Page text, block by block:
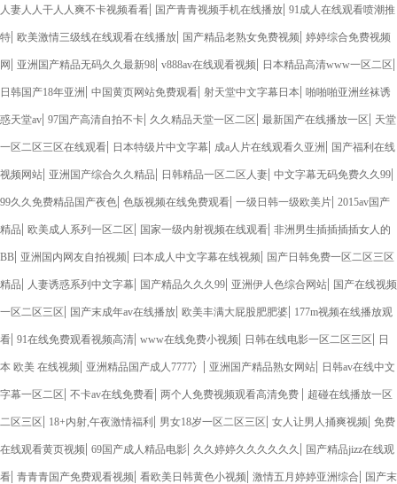
人妻人人干人人爽不卡视频看看| 国产青青视频手机在线播放| 91成人在线观看喷潮推
特| 欧美激情三级线在线观看在线播放| 国产精品老熟女免费视频| 婷婷综合免费视频
网 | 亚洲国产精品无码久久最新98| v888av在线观看视频| 日本精品高清www一区二区|
日韩国产18年亚洲 | 中国黄页网站免费观看| 射天堂中文字幕日本| 啪啪啪亚洲丝袜诱
惑天堂av| 97国产高清自拍不卡| 久久精品天堂一区二区| 最新国产在线播放一区| 天堂
一区二区三区在线观看| 日本特级片中文字幕| 成a人片在线观看久亚洲 | 国产福利在线
视频网站| 亚洲国产综合久久精品| 日韩精品一区二区人妻| 中文字幕无码免费久久99|
99久久免费精品国产夜色| 色版视频在线免费观看| 一级日韩一级欧美片| 2015av国产
精品| 欧美成人系列一区二区| 国家一级内射视频在线观看| 非洲男生插插插插女人的
BB| 亚洲国内网友自拍视频| 曰本成人中文字幕在线视频| 国产日韩免费一区二区三区
精品| 人妻诱惑系列中文字幕| 国产精品久久久99| 亚洲伊人色综合网站| 国产在线视频
一区二区三区| 国产末成年av在线播放| 欧美丰满大屁股肥肥婆| 177m视频在线播放观
看| 91在线免费观看视频高清| www在线免费小视频| 日韩在线电影一区二区三区| 日
本 欧美 在线视频| 亚洲精品国产成人7777冫 | 亚洲国产精品熟女网站| 日韩av在线中文
字幕一区二区| 不卡av在线免费看| 两个人免费视频观看高清免费 | 超碰在线播放一区
二区三区| 18+内射,午夜激情福利 | 男女18岁一区二区三区| 女人让男人捅爽视频| 免费
在线观看黄页视频| 69国产成人精品电影| 久久婷婷久久久久久久 | 国产精品jizz在线观
看| 青青青国产免费观看视频| 看欧美日韩黄色小视频| 激情五月婷婷亚洲综合| 国产末